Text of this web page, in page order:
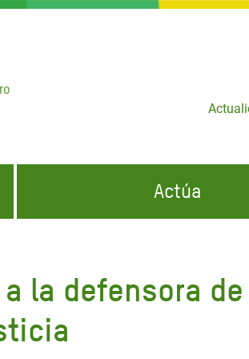
Appeal
por la Crisis en
Actúa
la defensora